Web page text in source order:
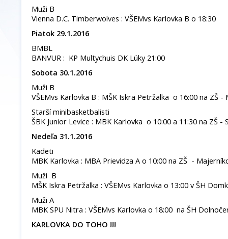
Muži B
Vienna D.C. Timberwolves : VŠEMvs Karlovka B o 18:30
Piatok 29.1.2016
BMBL
BANVUR : KP Multychuis DK Lúky 21:00
Sobota 30.1.2016
Muži B
VŠEMvs Karlovka B : MŠK Iskra Petržalka o 16:00 na ZŠ
Starší minibasketbalisti
ŠBK Junior Levice : MBK Karlovka o 10:00 a 11:30 na ZŠ -
Nedeľa 31.1.2016
Kadeti
MBK Karlovka : MBA Prievidza A o 10:00 na ZŠ -
Muži B
MŠK Iskra Petržalka : VŠEMvs Karlovka o 13:00 v ŠH
Muži A
MBK SPU Nitra : VŠEMvs Karlovka o 18:00 na ŠH
KARLOVKA DO TOHO !!!